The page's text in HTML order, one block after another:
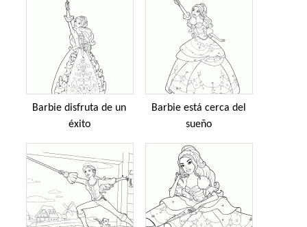
Barbie disfruta de un
éxito
Barbie está cerca del
sueño